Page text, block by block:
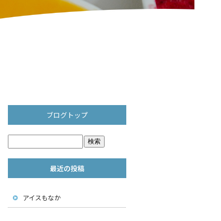
ブログトップ
最近の投稿
アイスもなか